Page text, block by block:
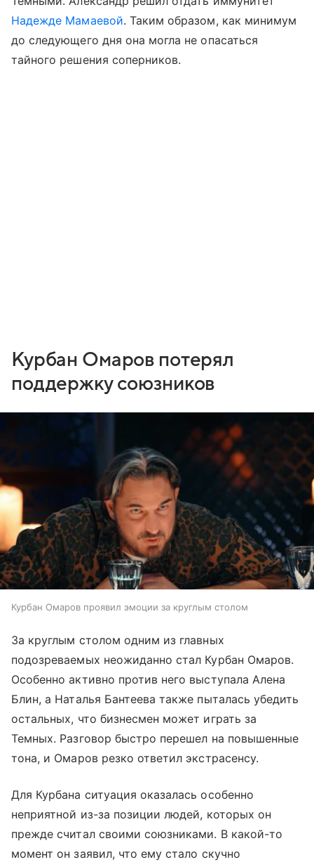
Надежде Мамаевой. Таким образом, как минимум
до следующего дня она могла не опасаться
тайного решения соперников.
Курбан Омаров потерял
поддержку союзников
Курбан Омаров проявил эмоции за круглым столом
За круглым столом одним из главных
подозреваемых неожиданно стал Курбан Омаров.
Особенно активно против него выступала Алена
Блин, а Наталья Бантеева также пыталась убедить
остальных, что бизнесмен может играть за
Темных. Разговор быстро перешел на повышенные
тона, и Омаров резко ответил экстрасенсу.
Для Курбана ситуация оказалась особенно
неприятной из-за позиции людей, которых он
прежде считал своими союзниками. В какой-то
момент он заявил, что ему стало скучно